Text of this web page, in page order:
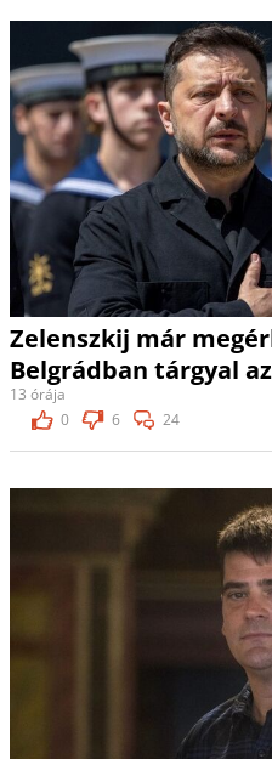
Zelenszkij már
Belgrádban tárgyal
13 órája
0
6 24